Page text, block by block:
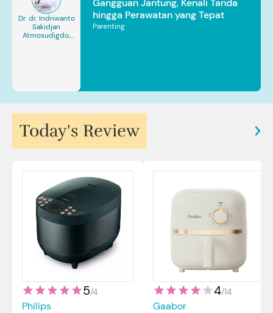
Dr. dr. Indriwanto
Sakidjan
Atmosudigdo,
Gangguan Jantung, Kenali Tanda
hingga Perawatan yang Tepat
Parenting
Today's Review
5/4
Philips
4/14
Gaabor